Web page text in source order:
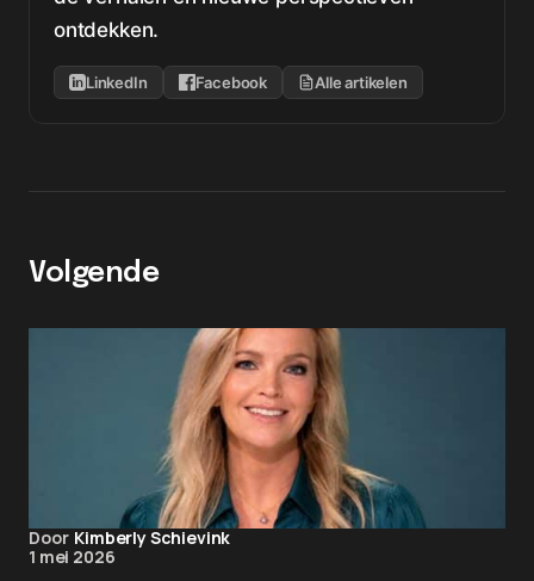
ontdekken.
LinkedIn Facebook Alle artikelen
Volgende
Door Kimberly Schievink
1 mei 2026